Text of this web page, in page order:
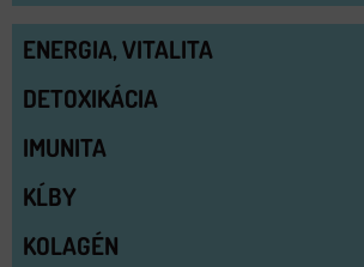
ENERGIA, VITALITA
DETOXIKÁCIA
IMUNITA
KĹBY
KOLAGÉN